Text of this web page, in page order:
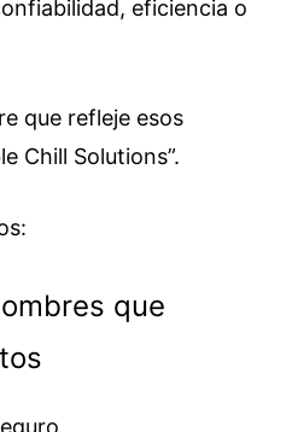
eficiencia o
que refleje esos
Chill Solutions”.
que